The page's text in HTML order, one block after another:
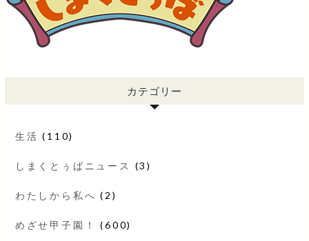
カテゴリー
生活 (110)
しまくとぅばニュース (3)
わたしから私へ (2)
めざせ甲子園！ (600)